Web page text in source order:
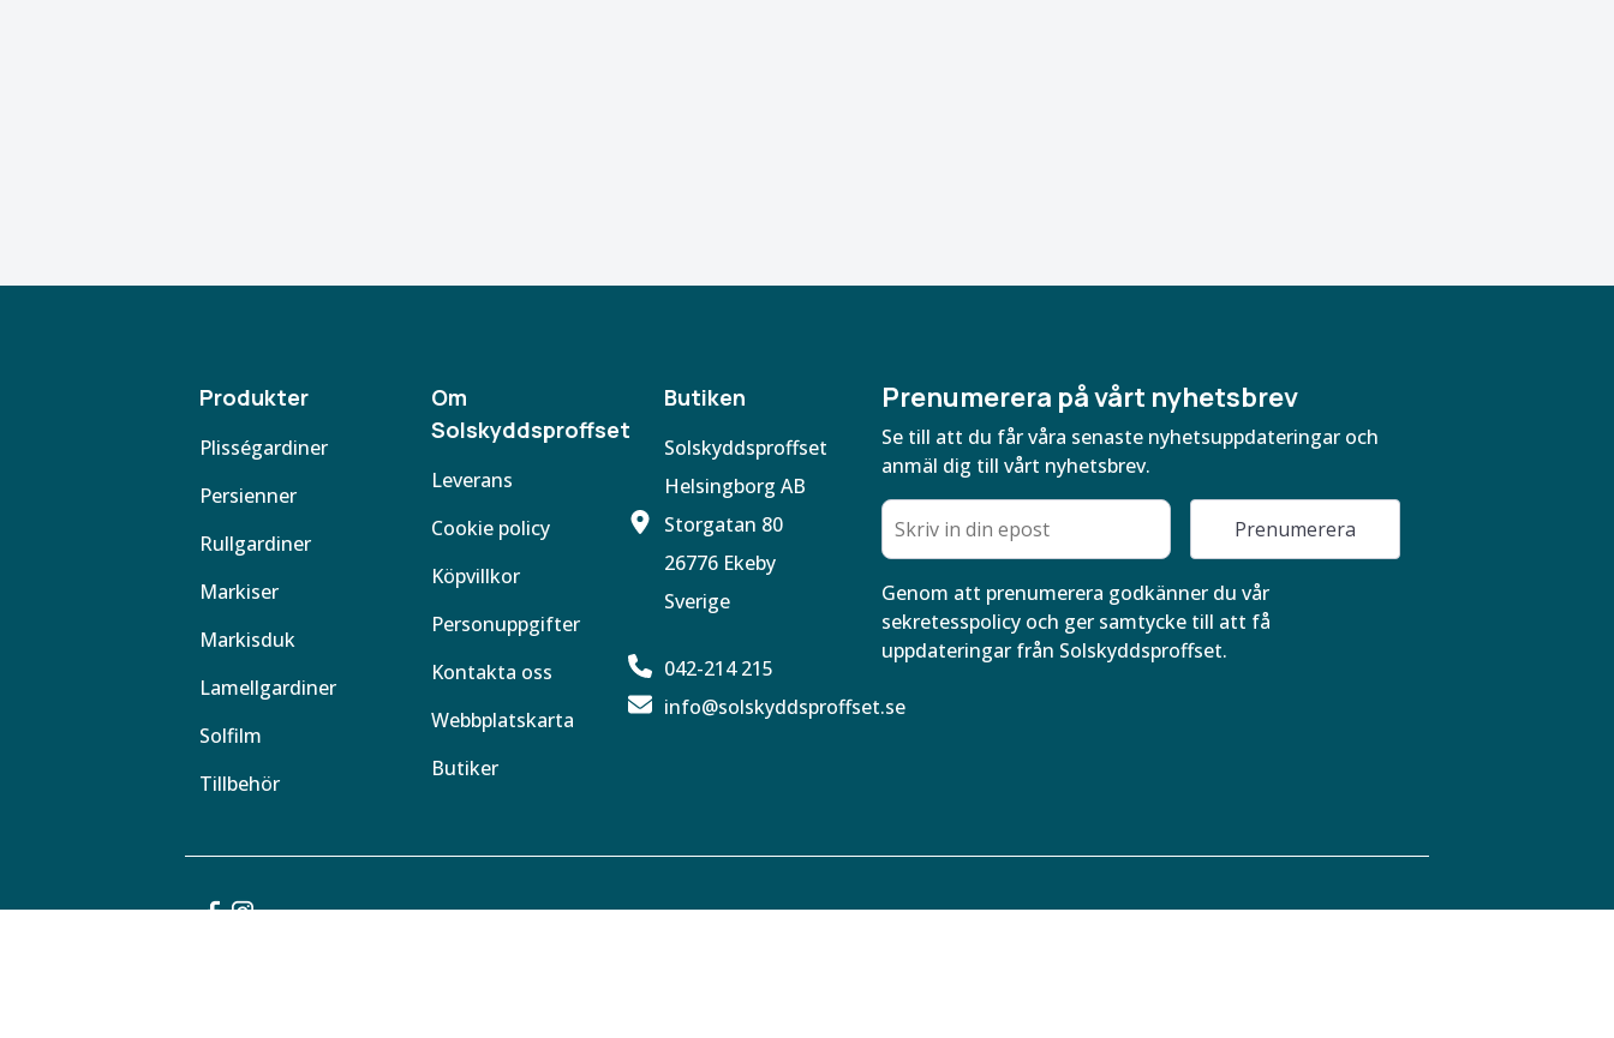
Produkter
Plisségardiner
Persienner
Rullgardiner
Markiser
Markisduk
Lamellgardiner
Solfilm
Tillbehör
Om
Solskyddsproffset
Leverans
Cookie policy
Köpvillkor
Personuppgifter
Kontakta oss
Webbplatskarta
Butiker
Butiken
Solskyddsproffset
Helsingborg AB
Storgatan 80
26776 Ekeby
Sverige
042-214 215
info@solskyddsproffset.se
Prenumerera på vårt nyhetsbrev
Se till att du får våra senaste nyhetsuppdateringar och
anmäl dig till vårt nyhetsbrev.
Prenumerera
Genom att prenumerera godkänner du vår
sekretesspolicy och ger samtycke till att få
uppdateringar från Solskyddsproffset.